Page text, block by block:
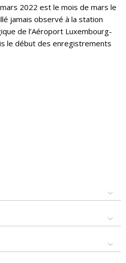
2022 est le mois de mars le
jamais observé à la station
de l’Aéroport Luxembourg-
le début des enregistrements